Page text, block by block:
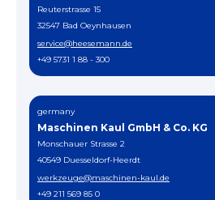
Reuterstrasse 15
32547 Bad Oeynhausen
service@heesemann.de
+49 5731 1 88 - 300
germany
Maschinen Kaul GmbH & Co. KG
Monschauer Strasse 2
40549 Duesseldorf-Heerdt
werkzeuge@maschinen-kaul.de
+49 211 569 85 0